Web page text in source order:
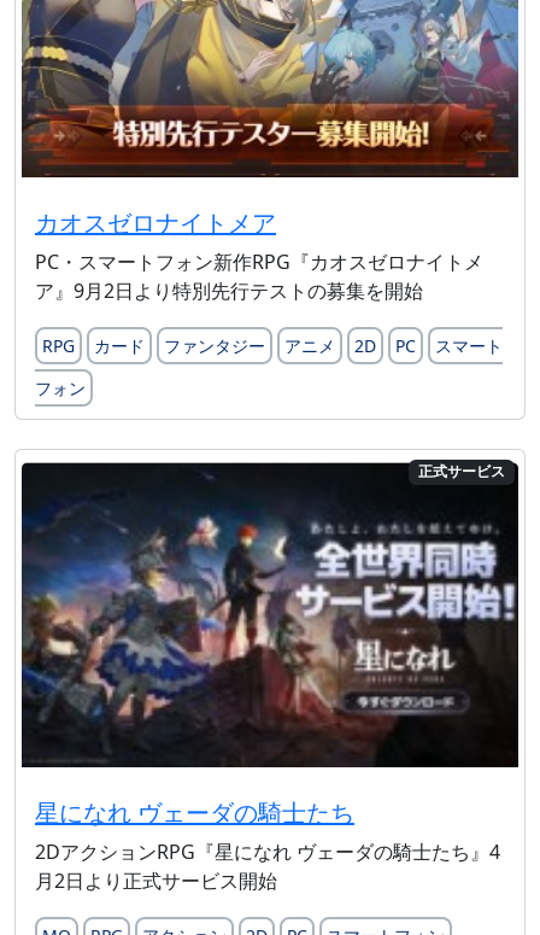
カオスゼロナイトメア
PC・スマートフォン新作RPG『カオスゼロナイトメ
ア』9月2日より特別先行テストの募集を開始
RPG カード ファンタジー アニメ 2D PC
スマート
フォン
正式サービス
星になれ ヴェーダの騎士たち
2DアクションRPG『星になれ ヴェーダの騎士たち』4
月2日より正式サービス開始